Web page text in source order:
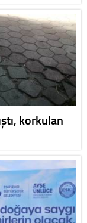
korkulan